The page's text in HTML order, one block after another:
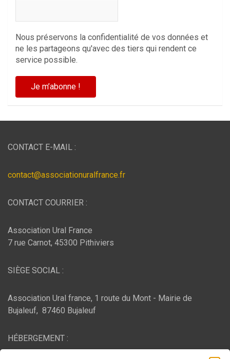
Nous préservons la confidentialité de vos données et
ne les partageons qu'avec des tiers qui rendent ce
service possible.
CONTACT E-MAIL :
contact@associationuralfrance.fr
CONTACT COURRIER :
Association Ural France
7 rue Carnot, 45300 Pithiviers
SIÈGE SOCIAL :
Association Ural france, 1 route du Mont - Mairie de
Bujaleuf, 87460 Bujaleuf
HÉBERGEMENT :